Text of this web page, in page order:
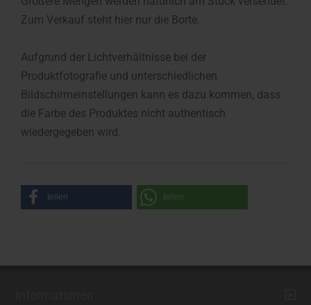
Zum Verkauf steht hier nur die Borte.
Aufgrund der Lichtverhältnisse bei der
Produktfotografie und unterschiedlichen
Bildschirmeinstellungen kann es dazu kommen, dass
die Farbe des Produktes nicht authentisch
wiedergegeben wird.
teilen teilen